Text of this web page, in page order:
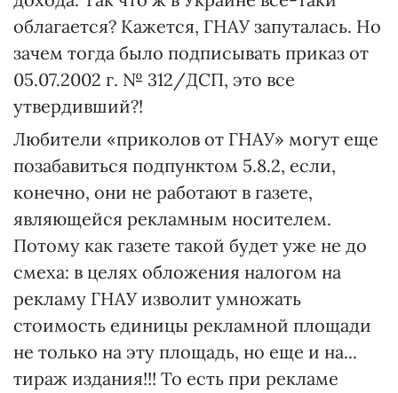
облагается? Кажется, ГНАУ запуталась. Но
зачем тогда было подписывать приказ от
05.07.2002 г. № 312/ДСП, это все
утвердивший?!
Любители «приколов от ГНАУ» могут еще
позабавиться подпунктом 5.8.2, если,
конечно, они не работают в газете,
являющейся рекламным носителем.
Потому как газете такой будет уже не до
смеха: в целях обложения налогом на
рекламу ГНАУ изволит умножать
стоимость единицы рекламной площади
не только на эту площадь, но еще и на...
тираж издания!!! То есть при рекламе